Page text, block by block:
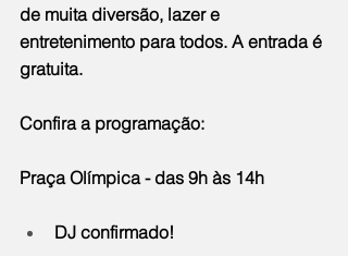
de muita diversão, lazer e
entretenimento para todos. A entrada é
gratuita.
Confira a programação:
Praça Olímpica - das 9h às 14h
DJ confirmado!